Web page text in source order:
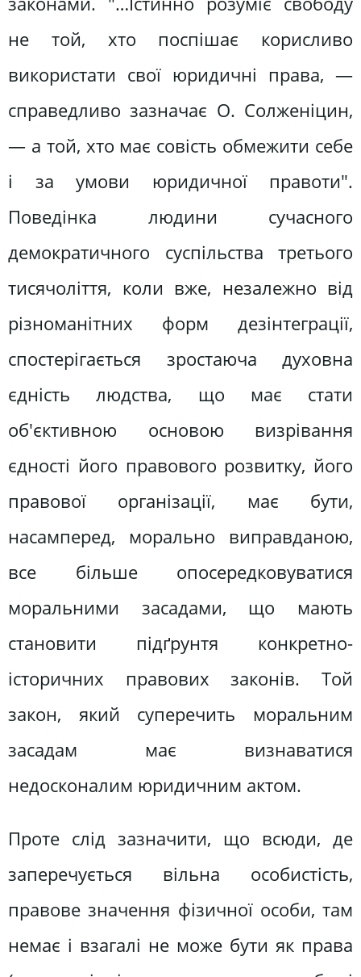
не той, хто поспішає корисливо
використати свої юридичні права, —
справедливо зазначає О. Солженіцин,
— а той, хто має совість обмежити себе
і за умови юридичної правоти".
Поведінка людини сучасного
демократичного суспільства третього
тисячоліття, коли вже, незалежно від
різноманітних форм дезінтеграції,
спостерігається зростаюча духовна
єдність людства, що має стати
об'єктивною основою визрівання
єдності його правового розвитку, його
правової організації, має бути,
насамперед, морально виправданою,
все більше опосередковуватися
моральними засадами, що мають
становити підґрунтя конкретно-
історичних правових законів. Той
закон, який суперечить моральним
засадам має визнаватися
недосконалим юридичним актом.
Проте слід зазначити, що всюди, де
заперечується вільна особистість,
правове значення фізичної особи, там
немає і взагалі не може бути як права